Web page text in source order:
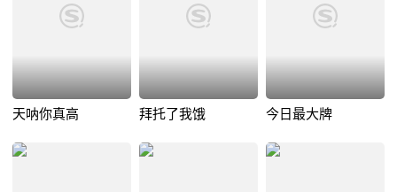
天呐你真高 拜托了我饿 今日最大牌